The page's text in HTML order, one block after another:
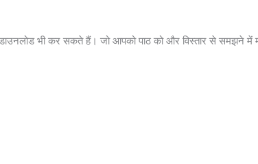
भी कर सकते हैं। जो आपको पाठ को और विस्तार से समझने में